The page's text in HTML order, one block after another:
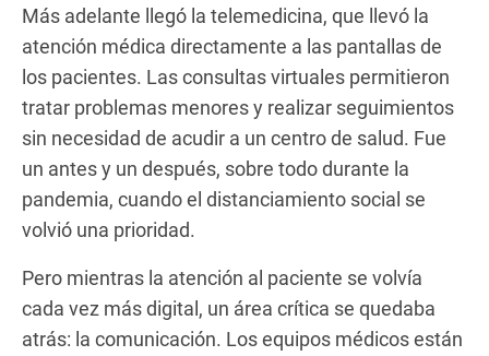
Más adelante llegó la telemedicina, que llevó la
atención médica directamente a las pantallas de
los pacientes. Las consultas virtuales permitieron
tratar problemas menores y realizar seguimientos
sin necesidad de acudir a un centro de salud. Fue
un antes y un después, sobre todo durante la
pandemia, cuando el distanciamiento social se
volvió una prioridad.
Pero mientras la atención al paciente se volvía
cada vez más digital, un área crítica se quedaba
atrás: la comunicación. Los equipos médicos están